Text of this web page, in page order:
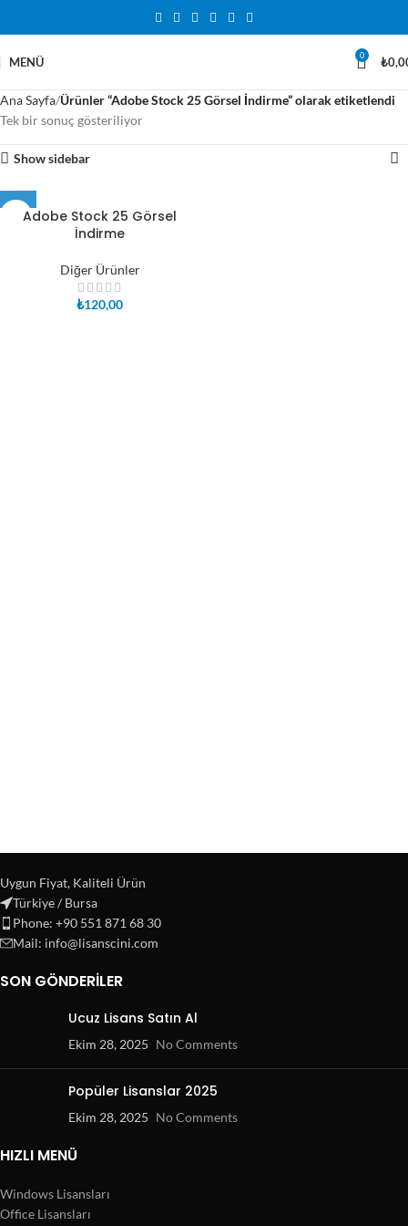
MENÜ 0 ₺
Ana Sayfa Ürünler “Adobe Stock 25 Görsel İndirme” olarak etiketlendi
Tek bir sonuç gösteriliyor
Show sidebar
Adobe Stock 25 Görsel
İndirme
Diğer Ürünler
₺120,00
Uygun Fiyat, Kaliteli Ürün
Türkiye / Bursa
Phone: +90 551 871 68 30
Mail: info@lisanscini.com
SON GÖNDERILER
Ucuz Lisans Satın Al
Ekim 28, 2025 No Comments
Popüler Lisanslar 2025
Ekim 28, 2025 No Comments
HIZLI MENÜ
Windows Lisansları
Office Lisansları